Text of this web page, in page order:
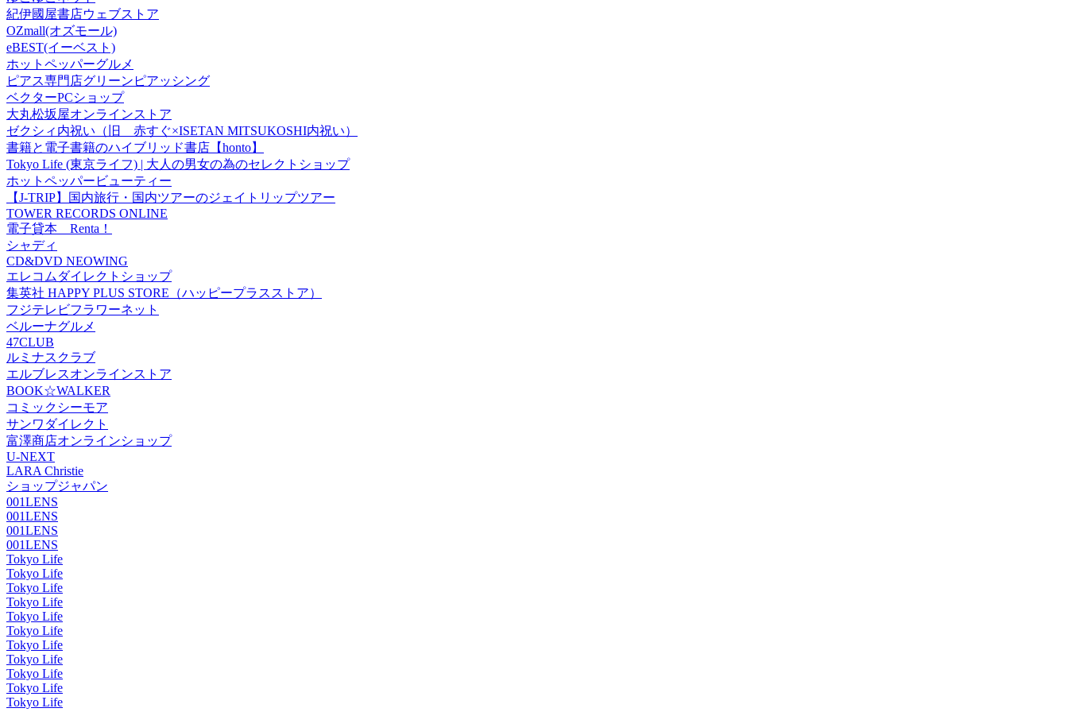
紀伊國屋書店ウェブストア
OZmall(オズモール)
eBEST(イーベスト)
ホットペッパーグルメ
ピアス専門店グリーンピアッシング
ベクターPCショップ
大丸松坂屋オンラインストア
ゼクシィ内祝い（旧 赤すぐ×ISETAN MITSUKOSHI内祝い）
書籍と電子書籍のハイブリッド書店【honto】
Tokyo Life (東京ライフ) | 大人の男女の為のセレクトショップ
ホットペッパービューティー
【J-TRIP】国内旅行・国内ツアーのジェイトリップツアー
TOWER RECORDS ONLINE
電子貸本 Renta！
シャディ
CD&DVD NEOWING
エレコムダイレクトショップ
集英社 HAPPY PLUS STORE（ハッピープラスストア）
フジテレビフラワーネット
ベルーナグルメ
47CLUB
ルミナスクラブ
エルブレスオンラインストア
BOOK☆WALKER
コミックシーモア
サンワダイレクト
富澤商店オンラインショップ
U-NEXT
LARA Christie
ショップジャパン
001LENS
001LENS
001LENS
001LENS
Tokyo Life
Tokyo Life
Tokyo Life
Tokyo Life
Tokyo Life
Tokyo Life
Tokyo Life
Tokyo Life
Tokyo Life
Tokyo Life
Tokyo Life